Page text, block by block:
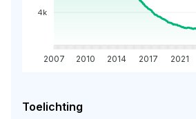
4k
2007 2010 2014 2017 2021
Toelichting